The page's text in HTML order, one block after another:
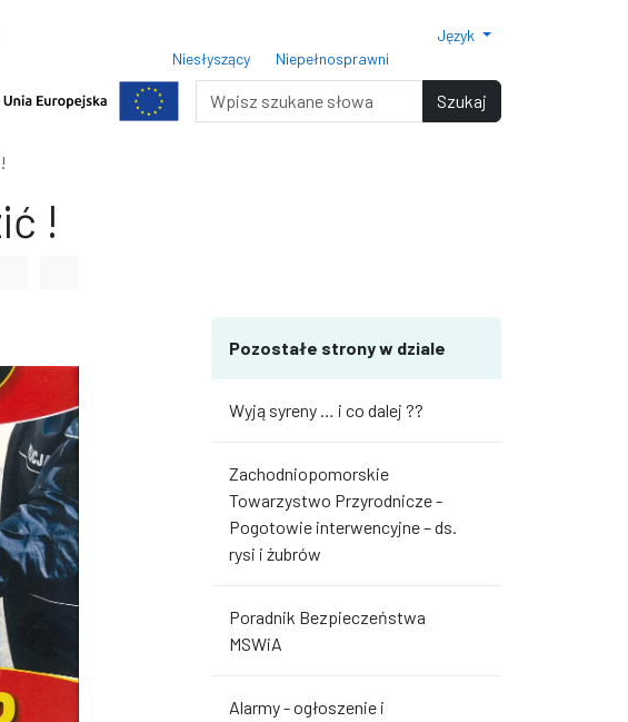
Normalny rozmiar czcionki
Rozmiar czcionki 150%
Rozmiar czcionki 200%
Niesłyszący Niepełnosprawni
Język
Wyszukiwarka Szukaj
!
Pozostałe strony w dziale
Wyją syreny … i co dalej ??
Zachodniopomorskie
Towarzystwo Przyrodnicze -
Pogotowie interwencyjne – ds.
rysi i żubrów
Poradnik Bezpieczeństwa
MSWiA
Alarmy - ogłoszenie i